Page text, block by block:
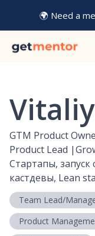
🌍 Need a
GTM Product
Product Lead
Стартапы, запуск
кастдевы, Lean
Team Lead/
Product